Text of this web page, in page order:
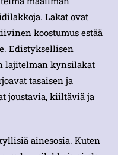
Lakat ovat
koostumus estää
Edistyksellisen
lajitelman kynsilakat
tasaisen ja
joustavia, kiiltäviä ja
ainesosia. Kuten